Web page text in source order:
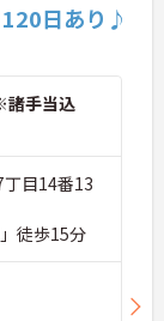
120日あり♪
手当込
目14番13
徒歩15分